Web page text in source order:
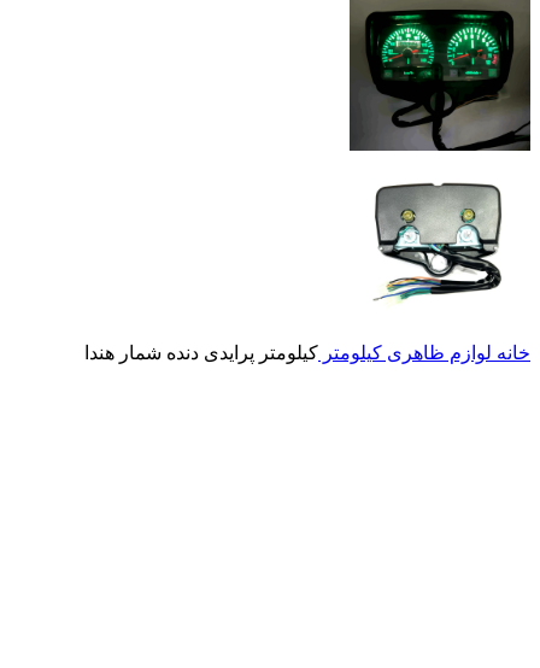
خانه لوازم ظاهری کیلومتر کیلومتر پرایدی دنده شمار هندا